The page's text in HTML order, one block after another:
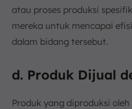
atau proses produksi
mereka untuk mencapai
dalam bidang tersebut.
d. Produk Dijual
Produk yang diproduksi oleh